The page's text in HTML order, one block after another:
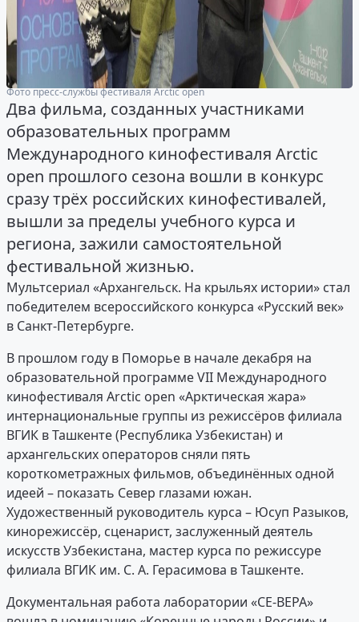
Фото пресс-службы фестиваля Arctic open
Два фильма, созданных участниками
образовательных программ
Международного кинофестиваля Arctic
open прошлого сезона вошли в конкурс
сразу трёх российских кинофестивалей,
вышли за пределы учебного курса и
региона, зажили самостоятельной
фестивальной жизнью.
Мультсериал «Архангельск. На крыльях истории» стал
победителем всероссийского конкурса «Русский век»
в Санкт-Петербурге.
В прошлом году в Поморье в начале декабря на
образовательной программе VII Международного
кинофестиваля Arctic open «Арктическая жара»
интернациональные группы из режиссёров филиала
ВГИК в Ташкенте (Республика Узбекистан) и
архангельских операторов сняли пять
короткометражных фильмов, объединённых одной
идеей – показать Север глазами южан.
Художественный руководитель курса – Юсуп Разыков,
кинорежиссёр, сценарист, заслуженный деятель
искусств Узбекистана, мастер курса по режиссуре
филиала ВГИК им. С. А. Герасимова в Ташкенте.
Документальная работа лаборатории «СЕ-ВЕРА»